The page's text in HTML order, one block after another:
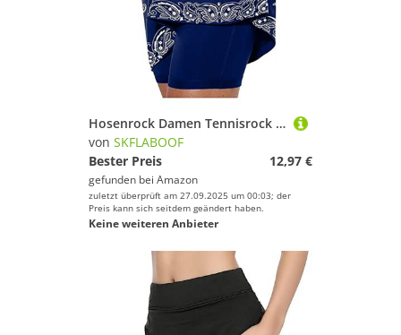
Hosenrock Damen Tennisrock Tennis Skirt Fahrrad Hose Golfrock Mit Leggings Rock Röcke Taschen Drunter Mädchen Blau, XXL
von SKFLABOOF
Bester Preis
12,97 €
gefunden bei Amazon
zuletzt überprüft am 27.09.2025 um 00:03; der
Preis kann sich seitdem geändert haben.
Keine weiteren Anbieter